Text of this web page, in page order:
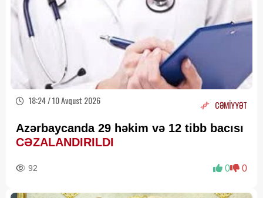
18:24 / 10 Avqust 2026 CƏMİYYƏT
Azərbaycanda 29 həkim və 12 tibb bacısı
CƏZALANDIRILDI
92 0 0